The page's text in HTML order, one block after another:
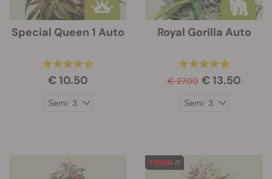
Special Queen 1 Auto
€ 10.50
Royal Gorilla Auto
€ 27.00 € 13.50